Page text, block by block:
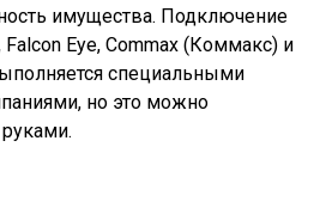
имущества. Подключение
Eye, Commax (Коммакс) и
специальными
но это можно